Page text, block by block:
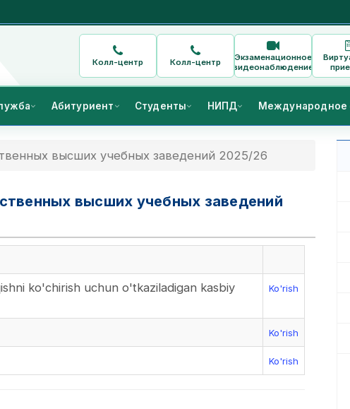
Колл-центр Колл-центр
Экзаменационное
видеонаблюдение
Абитуриент Студенты НИПД Международное
высших учебных заведений 2025/26
высших учебных заведений
ko'chirish uchun o'tkaziladigan kasbiy
Ko'rish
Ko'rish
Ko'rish